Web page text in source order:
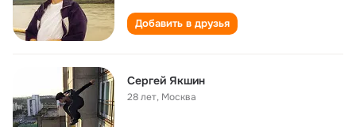
Добавить в друзья
Сергей Якшин
28 лет, Москва